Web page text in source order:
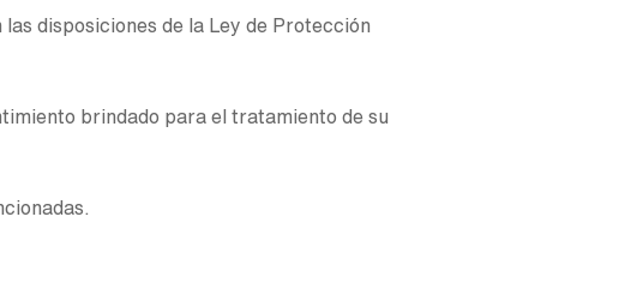
disposiciones de la Ley de Protección
brindado para el tratamiento de su